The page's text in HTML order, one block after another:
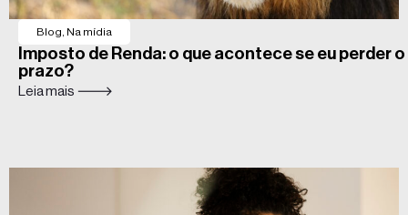
Blog Na mídia
Imposto de Renda: o que acontece se eu perder o
prazo?
Leia mais 🡒